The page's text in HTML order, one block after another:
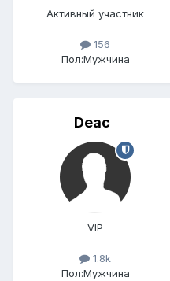
Активный участник
156
Пол:Мужчина
Deac
VIP
1.8k
Пол:Мужчина